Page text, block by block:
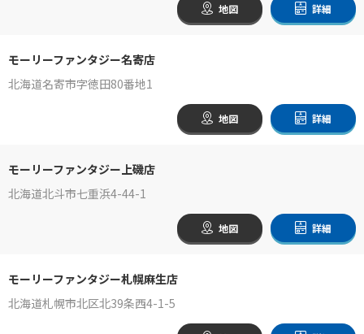
地図 詳細
モーリーファンタジー名寄店
北海道名寄市字徳田80番地1
地図 詳細
モーリーファンタジー上磯店
北海道北斗市七重浜4-44-1
地図 詳細
モーリーファンタジー札幌麻生店
北海道札幌市北区北39条西4-1-5